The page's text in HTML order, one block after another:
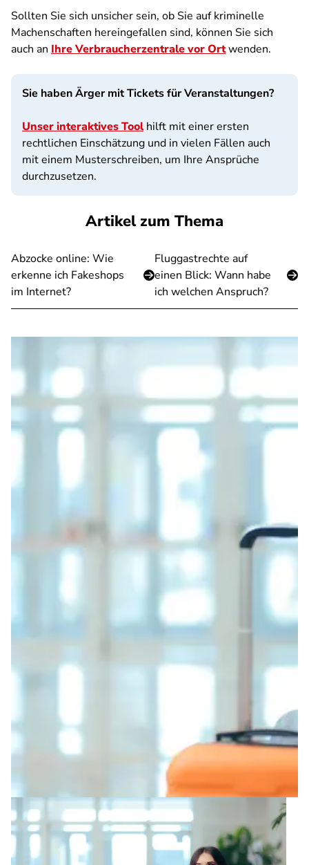
Sollten Sie sich unsicher sein, ob Sie auf kriminelle
Machenschaften hereingefallen sind, können Sie sich
auch an Ihre Verbraucherzentrale vor Ortwenden.
Sie haben Ärger mit Tickets für Veranstaltungen?
Unser interaktives Toolhilft mit einer ersten
rechtlichen Einschätzung und in vielen Fällen auch
mit einem Musterschreiben, um Ihre Ansprüche
durchzusetzen.
Artikel zum Thema
Abzocke online: Wie
erkenne ich Fakeshops
im Internet?
Fluggastrechte auf
einen Blick: Wann habe
ich welchen Anspruch?